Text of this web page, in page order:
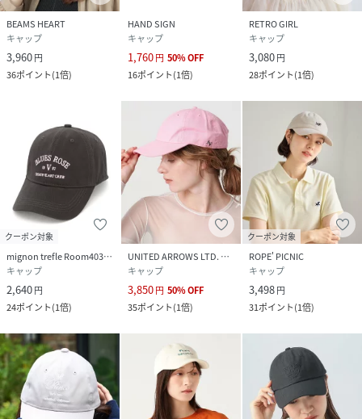
BEAMS HEART
キャップ
3,960円
36ポイント(1倍)
HAND SIGN
キャップ
1,760円 50%OFF
16ポイント(1倍)
RETRO GIRL
キャップ
3,080円
28ポイント(1倍)
クーポン対象
mignon trefle Room403 selected
キャップ
2,640円
24ポイント(1倍)
UNITED ARROWS LTD. OUTLET
キャップ
3,850円 50%OFF
35ポイント(1倍)
クーポン対象
ROPE' PICNIC
キャップ
3,498円
31ポイント(1倍)